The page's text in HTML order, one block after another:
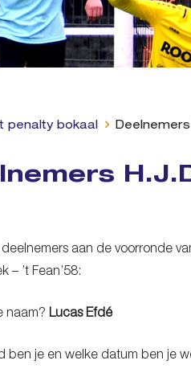
penalty bokaal
aan de voorronde
– ’t Fean’58:
naam? Lucas Efdé
ben je en welke datum ben je